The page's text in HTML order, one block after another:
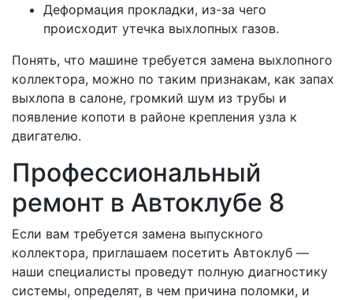
Деформация прокладки, из-за чего
происходит утечка выхлопных газов.
Понять, что машине требуется замена выхлопного
коллектора, можно по таким признакам, как запах
выхлопа в салоне, громкий шум из трубы и
появление копоти в районе крепления узла к
двигателю.
Профессиональный
ремонт в Автоклубе 8
Если вам требуется замена выпускного
коллектора, приглашаем посетить Автоклуб —
наши специалисты проведут полную диагностику
системы, определят, в чем причина поломки, и